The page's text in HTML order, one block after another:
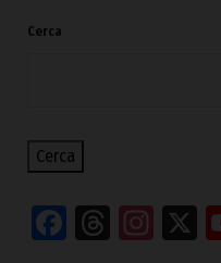
Cerca
Cerca
Facebook X